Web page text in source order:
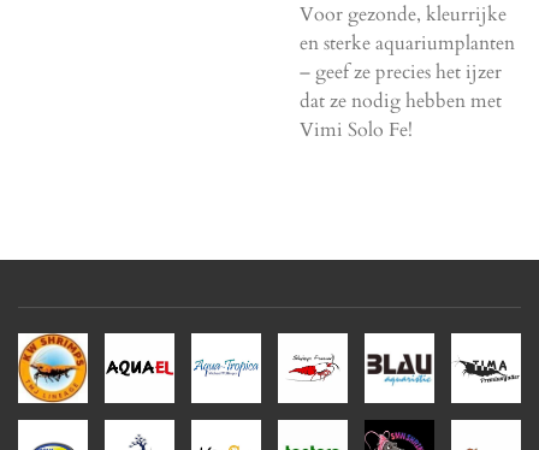
Voor gezonde, kleurrijke
en sterke aquariumplanten
– geef ze precies het ijzer
dat ze nodig hebben met
Vimi Solo Fe!